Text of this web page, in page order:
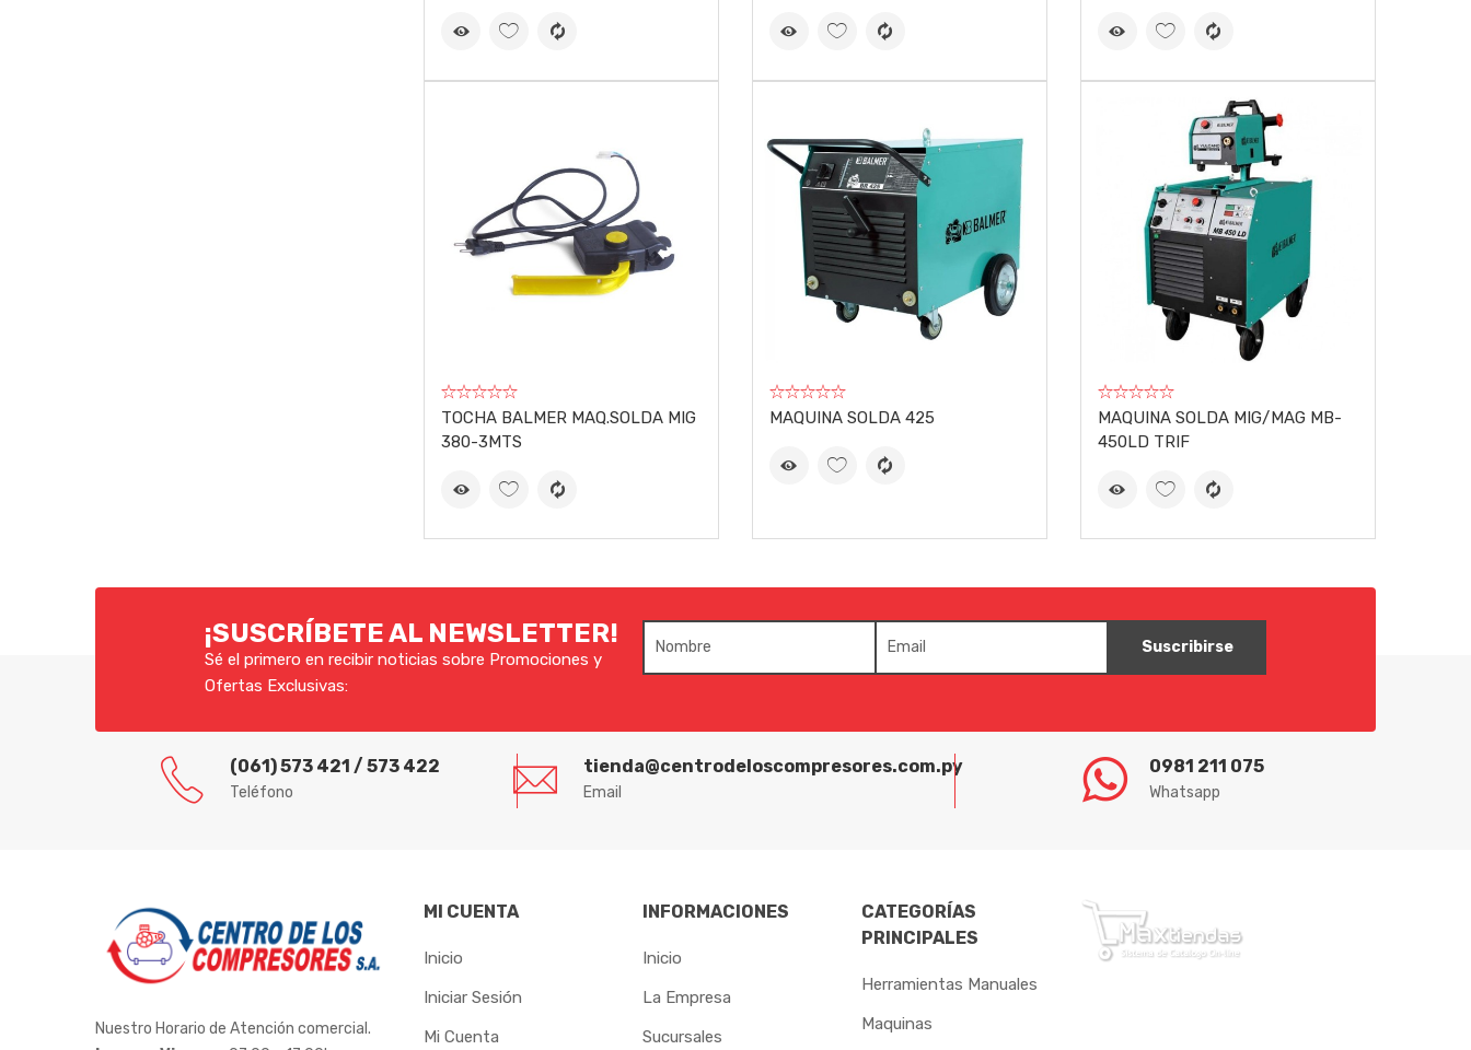
KORTEK
LONAFORTE
TOCHA BALMER MAQ.SOLDA MIG
380-3MTS
MAQUINA SOLDA 425
MAQUINA SOLDA MIG/MAG MB-
450LD TRIF
(061) 573 421 / 573 422
Teléfono
tienda@centrodeloscompresores.com.py
Email
0981 211 075
Whatsapp
¡SUSCRÍBETE AL NEWSLETTER!
Sé el primero en recibir noticias sobre Promociones y
Ofertas Exclusivas:
Suscribirse
Nuestro Horario de Atención comercial.
MI CUENTA
Inicio
Iniciar Sesión
Mi Cuenta
INFORMACIONES
Inicio
La Empresa
Sucursales
CATEGORÍAS
PRINCIPALES
Herramientas Manuales
Maquinas